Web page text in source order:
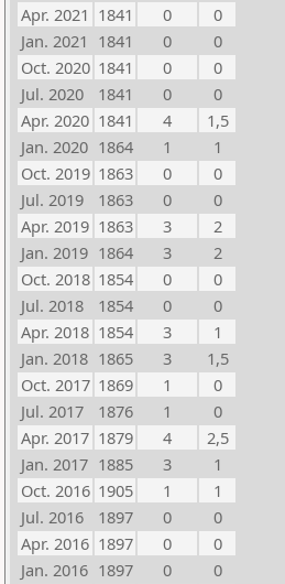
Apr. 2021 1841 0
0
Jan. 2021 1841 0
0
Oct. 2020 1841 0
0
Jul. 2020
1841 0
0
Apr. 2020 1841 4
1,5
Jan. 2020 1864 1
1
Oct. 2019 1863 0
0
Jul. 2019
1863 0
0
Apr. 2019 1863 3
2
Jan. 2019 1864 3
2
Oct. 2018 1854 0
0
Jul. 2018
1854 0
0
Apr. 2018 1854 3
1
Jan. 2018 1865 3
1,5
Oct. 2017 1869 1
0
Jul. 2017
1876 1
0
Apr. 2017 1879 4
2,5
Jan. 2017 1885 3
1
Oct. 2016 1905 1
1
Jul. 2016
1897 0
0
Apr. 2016 1897 0
0
Jan. 2016 1897 0
0